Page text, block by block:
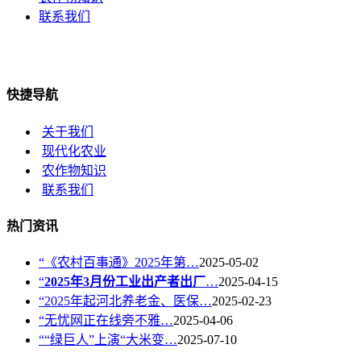
联系我们
快捷导航
关于我们
现代化农业
农作物知识
联系我们
热门资讯
“《农村百事通》2025年第…2025-05-02
“2025年3月份工业出产者出厂…2025-04-15
“2025年起河北养老金、医保…2025-02-23
“无忧网正在线旁不雅…2025-04-06
““绿巨人”上演“大米变…2025-07-10